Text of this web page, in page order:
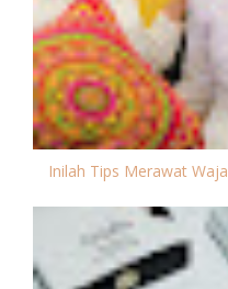
Inilah Tips Merawat